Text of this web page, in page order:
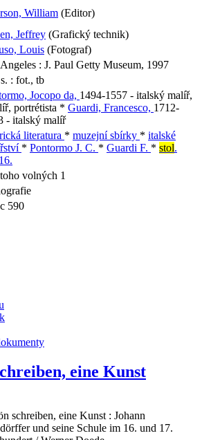
William (Editor)
Jeffrey (Grafický technik)
Louis (Fotograf)
: J. Paul Getty Museum, 1997
: fot., tb
Jocopo da, 1494-1557 - italský malíř,
portrétista * Guardi, Francesco, 1712-
- italský malíř
literatura * muzejní sbírky * italské
* Pontormo J. C. * Guardi F. * stol.
volných 1
590
eine Kunst
schreiben, eine Kunst : Johann
und seine Schule im 16. und 17.